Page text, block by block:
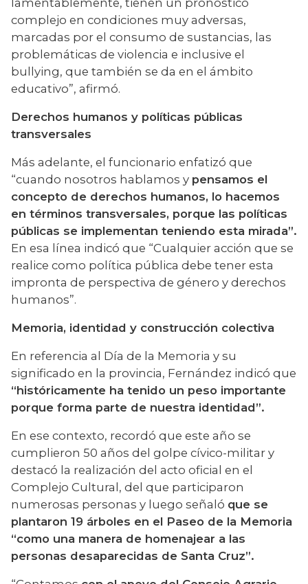
complejo en condiciones muy adversas,
marcadas por el consumo de sustancias, las
problemáticas de violencia e inclusive el
bullying, que también se da en el ámbito
educativo”, afirmó.
Derechos humanos y políticas públicas
transversales
Más adelante, el funcionario enfatizó que
“cuando nosotros hablamos y pensamos el
concepto de derechos humanos, lo hacemos
en términos transversales, porque las políticas
públicas se implementan teniendo esta mirada”.
En esa línea indicó que “Cualquier acción que se
realice como política pública debe tener esta
impronta de perspectiva de género y derechos
humanos”.
Memoria, identidad y construcción colectiva
En referencia al Día de la Memoria y su
“históricamente ha tenido un peso importante
porque forma parte de nuestra identidad”.
En ese contexto, recordó que este año se
cumplieron 50 años del golpe cívico-militar y
destacó la realización del acto oficial en el
Complejo Cultural, del que participaron
numerosas personas y luego señaló que se
plantaron 19 árboles en el Paseo de la Memoria
“como una manera de homenajear a las
personas desaparecidas de Santa Cruz”.